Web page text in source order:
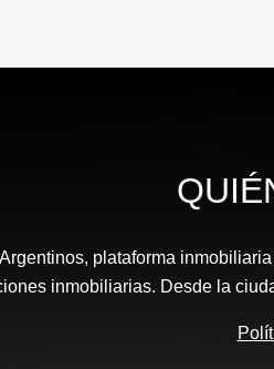
Argentinos, plataforma
inmobiliarias. Desde la